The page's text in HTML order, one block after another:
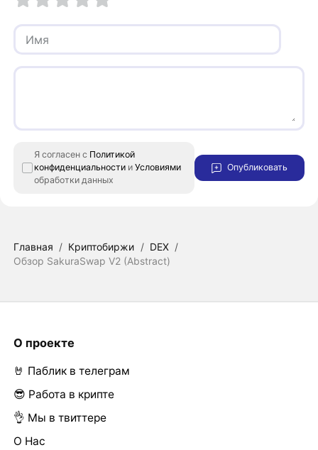
1 из 5 2 из 5 3 из 5 4 из 5 5 из 5
Я согласен с Политикой
конфиденциальности иУсловиями
обработки данных
Опубликовать
Главная / Криптобиржи / DEX /
Обзор SakuraSwap V2 (Abstract)
О проекте
🤘 Паблик в телеграм
😎 Работа в крипте
👌 Мы в твиттере
О Нас